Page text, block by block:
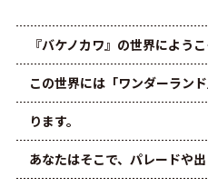
『バケノカワ』の世界にようこ
この世界には「ワンダーラン
ります。
あなたはそこで、パレードや